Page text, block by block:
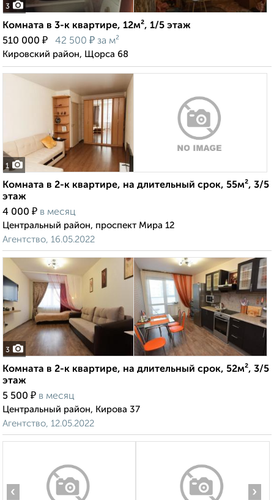
3
Комната в 3-к квартире, 12м², 1/5 этаж
510 000 ₽ 42 500 ₽ за м²
Кировский район, Щорса 68
1
Комната в 2-к квартире, на длительный срок, 55м², 3/5
этаж
4 000 ₽ в месяц
Центральный район, проспект Мира 12
Агентство, 16.05.2022
3
Комната в 2-к квартире, на длительный срок, 52м², 3/5
этаж
5 500 ₽ в месяц
Центральный район, Кирова 37
Агентство, 12.05.2022
‹ ›